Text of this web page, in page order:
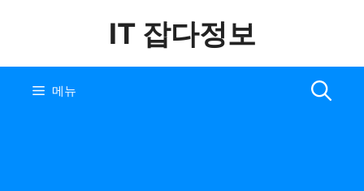
로
IT 잡다정보
메뉴